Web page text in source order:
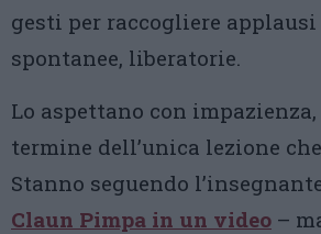
gesti per raccogliere applausi
spontanee, liberatorie.
Lo aspettano con
termine dell’unica lezione
Stanno seguendo
Claun Pimpa in un video –